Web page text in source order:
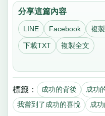
分享這篇內容
LINE Facebook 複
下載TXT 複製全文
標籤： 成功的背後 成功
我嘗到了成功的喜悅
成